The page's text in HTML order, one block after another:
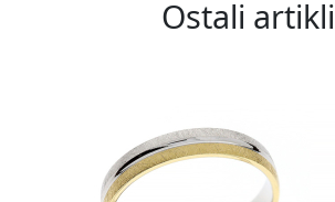
Ostali artikli